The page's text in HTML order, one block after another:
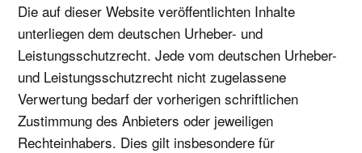
Die auf dieser Website veröffentlichten Inhalte
unterliegen dem deutschen Urheber- und
Leistungsschutzrecht. Jede vom deutschen Urheber-
und Leistungsschutzrecht nicht zugelassene
Verwertung bedarf der vorherigen schriftlichen
Zustimmung des Anbieters oder jeweiligen
Rechteinhabers. Dies gilt insbesondere für